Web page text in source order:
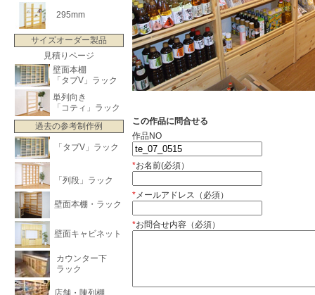
295mm
サイズオーダー製品
見積りページ
壁面本棚
「タブV」ラック
単列向き
「コティ」ラック
過去の参考制作例
「タブV」ラック
「列段」ラック
壁面本棚・ラック
壁面キャビネット
カウンター下
ラック
店舗・陳列棚
この作品に問合せる
作品NO
*お名前(必須）
*メールアドレス（必須）
*お問合せ内容（必須）